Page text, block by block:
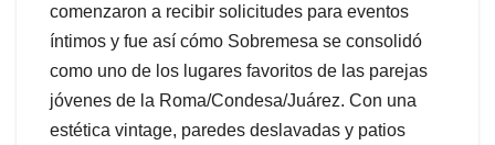
comenzaron a recibir solicitudes para eventos
íntimos y fue así cómo Sobremesa se consolidó
como uno de los lugares favoritos de las parejas
jóvenes de la Roma/Condesa/Juárez. Con una
estética vintage, paredes deslavadas y patios